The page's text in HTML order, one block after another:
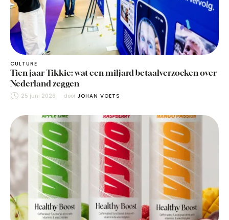
CULTURE
Tien jaar Tikkie: wat een miljard betaalverzoeken over
Nederland zeggen
25 juni 2026 door JOHAN VOETS